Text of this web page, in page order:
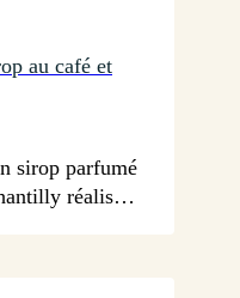
au café et
sirop parfumé
réalisée